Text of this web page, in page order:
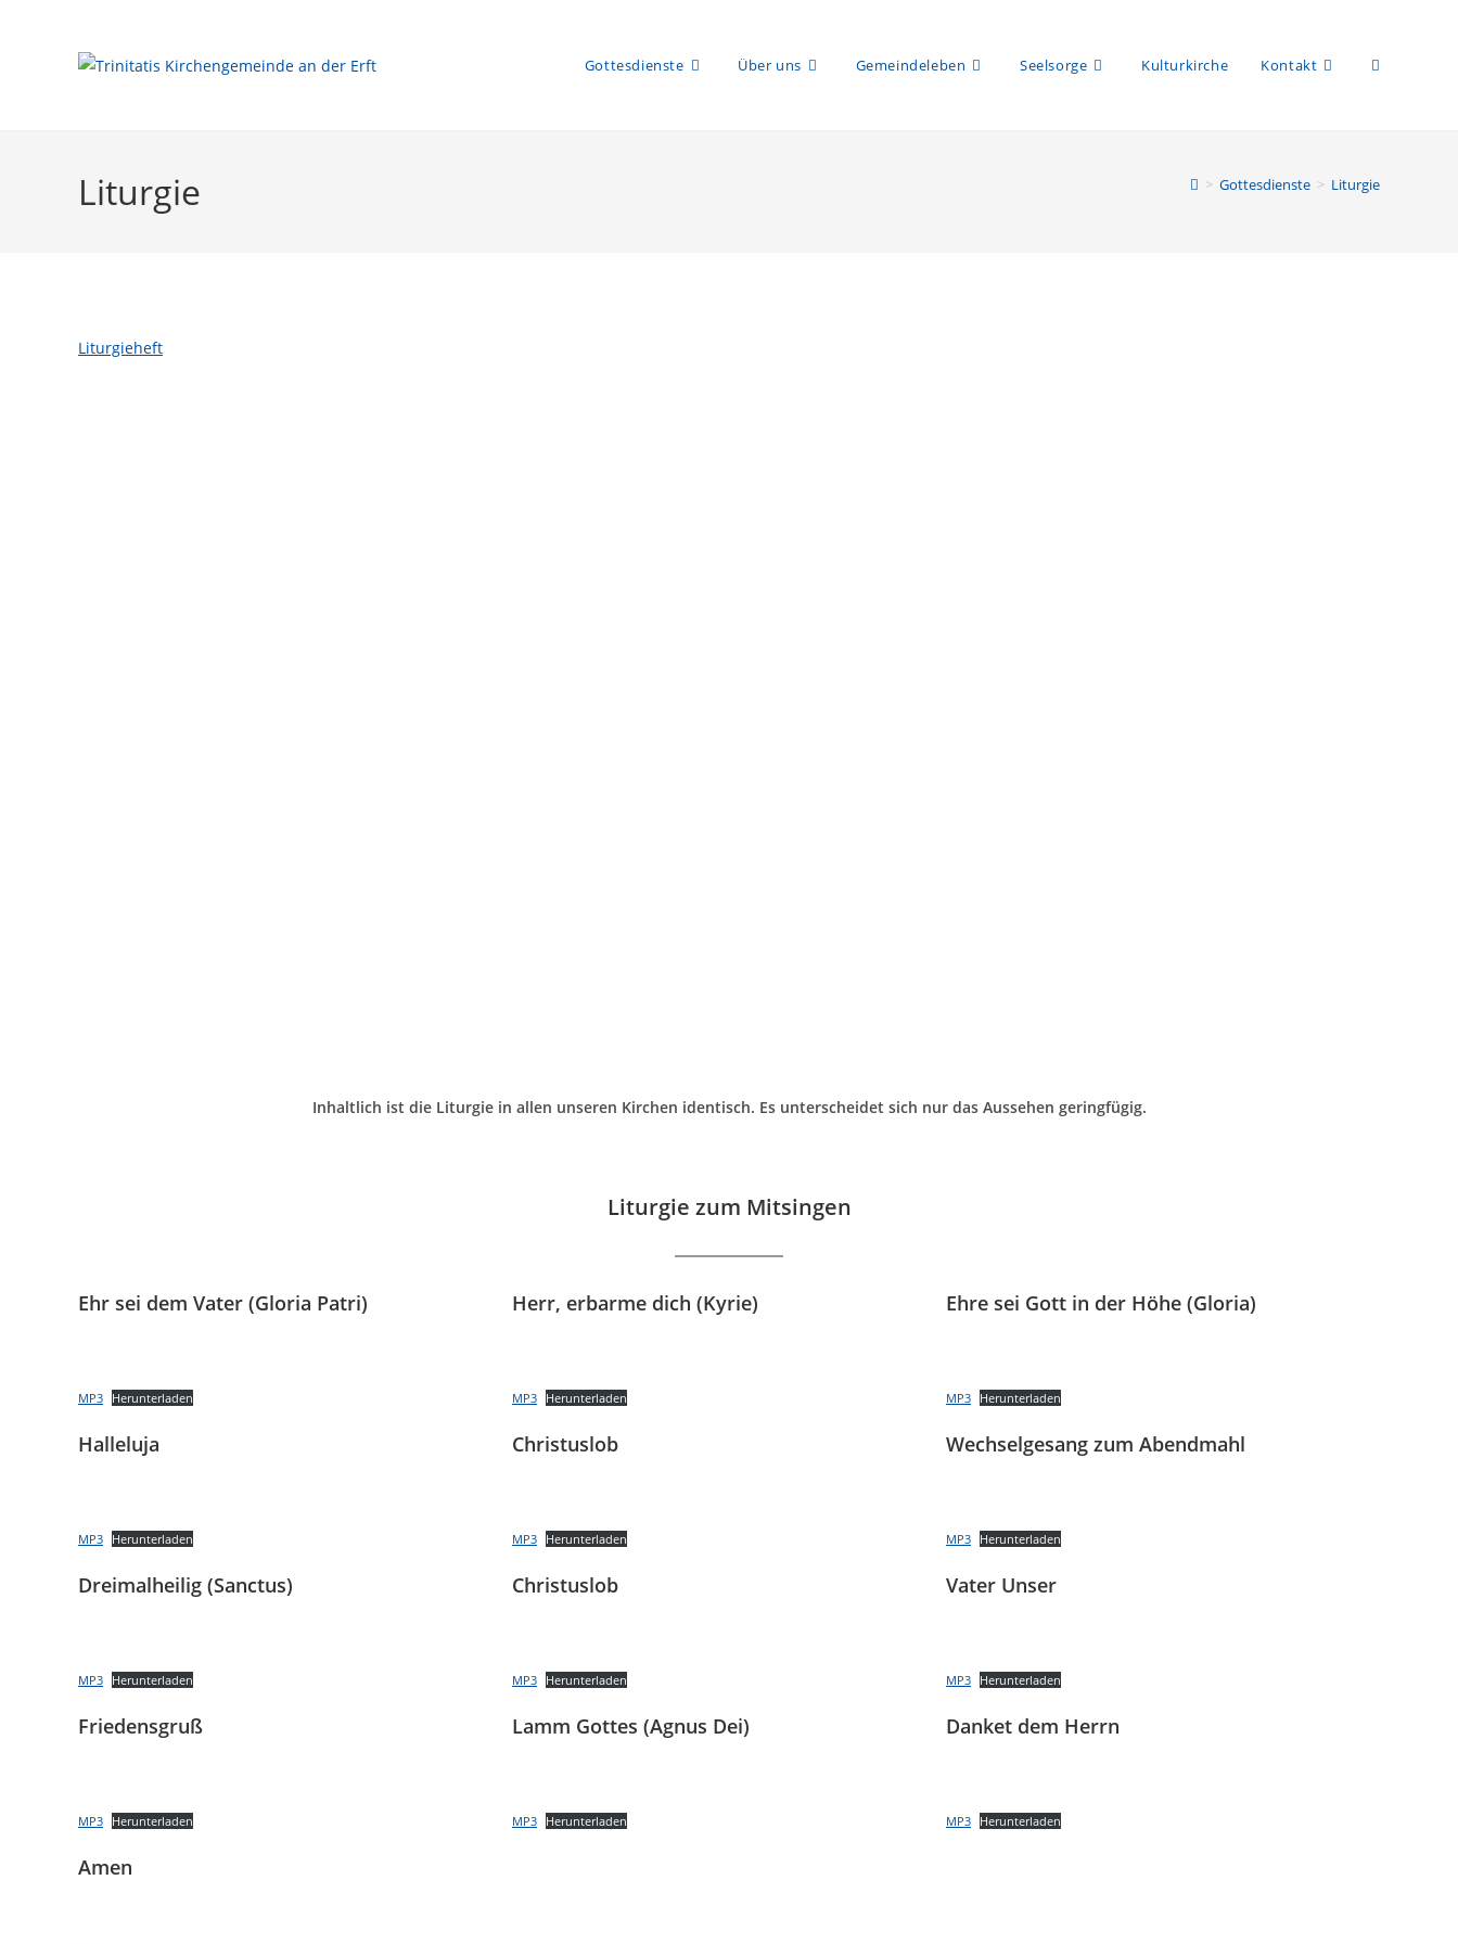
Gottesdienste Über uns Gemeindeleben Seelsorge Kulturkirche Kontakt Website-
Suche
Liturgie > Gottesdienste > Liturgie
Liturgieheft
Inhaltlich ist die Liturgie in allen unseren Kirchen identisch. Es unterscheidet sich nur das Aussehen geringfügig.
Liturgie zum Mitsingen
Ehr sei dem Vater (Gloria Patri)
MP3 Herunterladen
Herr, erbarme dich (Kyrie)
MP3 Herunterladen
Ehre sei Gott in der Höhe (Gloria)
MP3 Herunterladen
Halleluja
MP3 Herunterladen
Christuslob
MP3 Herunterladen
Wechselgesang zum Abendmahl
MP3 Herunterladen
Dreimalheilig (Sanctus)
MP3 Herunterladen
Christuslob
MP3 Herunterladen
Vater Unser
MP3 Herunterladen
Friedensgruß
MP3 Herunterladen
Lamm Gottes (Agnus Dei)
MP3 Herunterladen
Danket dem Herrn
MP3 Herunterladen
Amen